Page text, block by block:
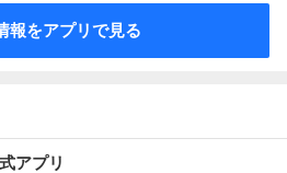
報をアプリで見る
アプリ